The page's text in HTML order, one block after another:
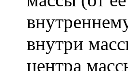
внутри
центра